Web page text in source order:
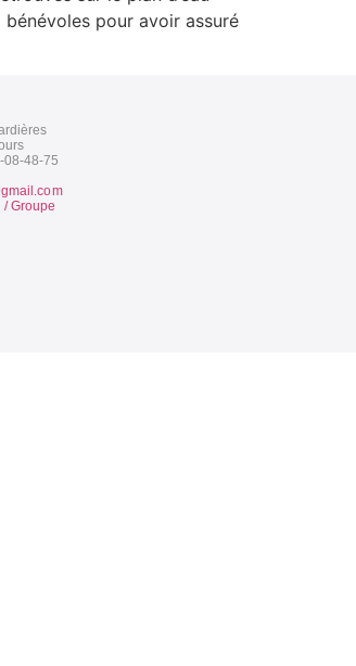
pour avoir assuré
08-48-75
/Groupe